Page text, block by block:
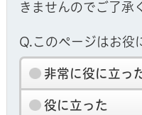
きませんのでご了承
Q.このページはお役
非常に役に立っ
役に立った